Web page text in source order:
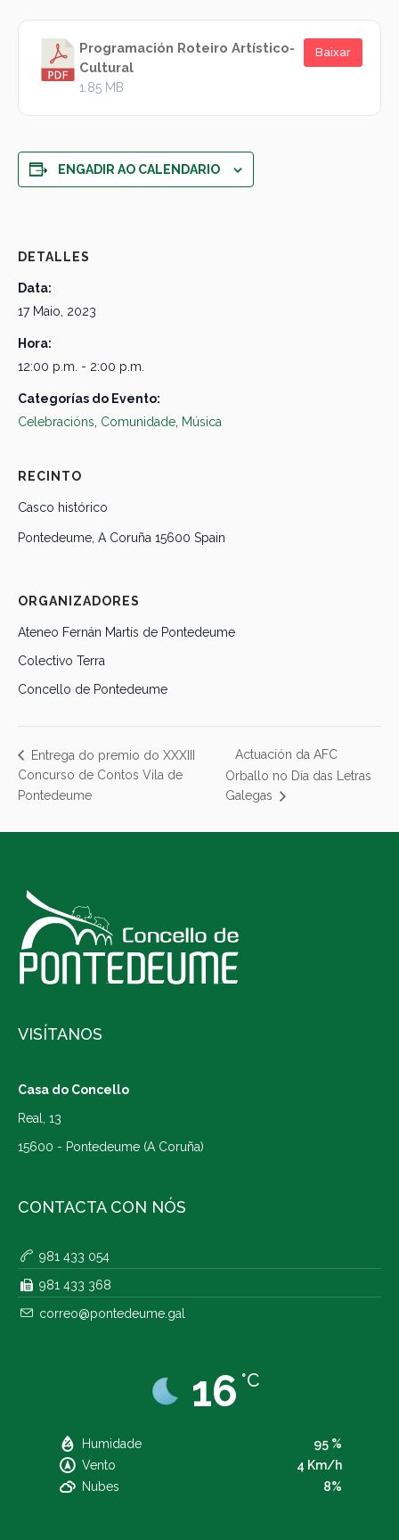
Programación Roteiro Artístico-
Cultural
1.85 MB
Baixar
ENGADIR AO CALENDARIO
DETALLES
Data:
17 Maio, 2023
Hora:
12:00 p.m. - 2:00 p.m.
Categorías do Evento:
Celebracións Comunidade Música
RECINTO
Casco histórico
Pontedeume A Coruña 15600 Spain
ORGANIZADORES
Ateneo Fernán Martís de Pontedeume
Colectivo Terra
Concello de Pontedeume
Entrega do premio do XXXIII
Concurso de Contos Vila de
Pontedeume
Actuación da AFC
Orballo no Día das Letras
Galegas
VISÍTANOS
Casa do Concello
Real, 13
15600 - Pontedeume (A Coruña)
CONTACTA CON NÓS
981 433 054
981 433 368
correo@pontedeume.gal
16 °C
Humidade
95 %
Vento
4 Km/h
Nubes
8%